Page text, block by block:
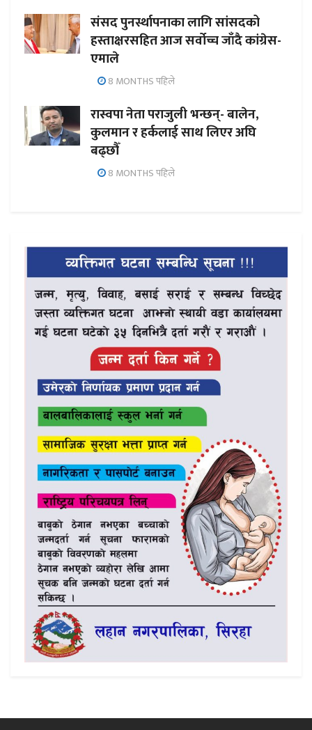
संसद पुनर्स्थापनाका लागि सांसदको
हस्ताक्षरसहित आज सर्वोच्च जाँदै कांग्रेस-
एमाले
8 MONTHS पहिले
रास्वपा नेता पराजुली भन्छन्- बालेन,
कुलमान र हर्कलाई साथ लिएर अघि
बढ्छौँ
8 MONTHS पहिले